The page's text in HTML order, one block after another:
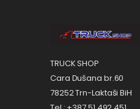
TRUCK SHOP
Cara Dušana br.60
78252 Trn-Laktaši BiH